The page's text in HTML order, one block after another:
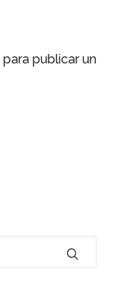
para publicar un